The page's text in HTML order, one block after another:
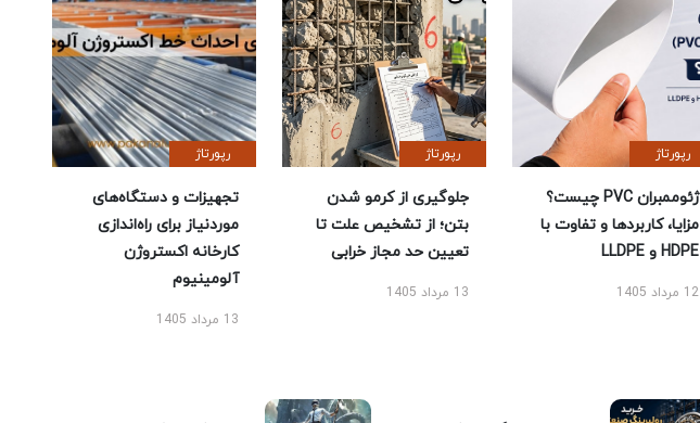
رپورتاژ
ژئوممبران PVC چیست؟
مزایا، کاربردها و تفاوت با
HDPE و LLDPE
12 مرداد 1405
رپورتاژ
جلوگیری از کرمو شدن
بتن؛ از تشخیص علت تا
تعیین حد مجاز خرابی
13 مرداد 1405
رپورتاژ
تجهیزات و دستگاه‌های
موردنیاز برای راه‌اندازی
کارخانه اکستروژن
آلومینیوم
13 مرداد 1405